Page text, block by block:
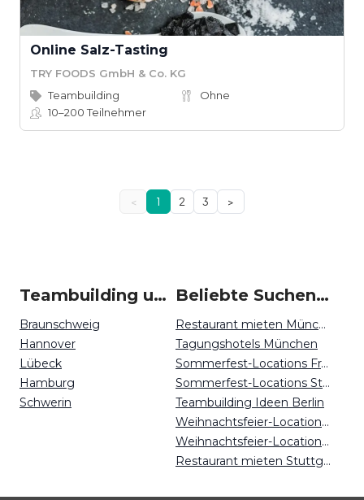
Online Salz-Tasting
TRY FOODS GmbH & Co. KG
Teambuilding
Ohne
10–200Teilnehmer
< 1 2 3 >
Teambuilding um Wolfsburg
Braunschweig
Hannover
Lübeck
Hamburg
Schwerin
Beliebte Suchen auf Event Inc
Restaurant mieten München
Tagungshotels München
Sommerfest-Locations Frankfurt
Sommerfest-Locations Stuttgart
Teambuilding Ideen Berlin
Weihnachtsfeier-Locations Potsdam
Weihnachtsfeier-Locations Dresden
Restaurant mieten Stuttgart